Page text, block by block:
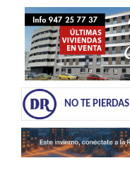
NO TE PIERDAS